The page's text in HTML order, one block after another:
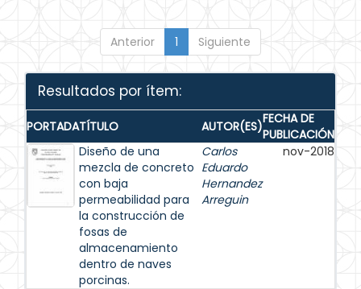
Anterior 1 Siguiente
Resultados por ítem:
PORTADATÍTULO AUTOR(ES)FECHA DE
PUBLICACIÓN
Diseño de una
mezcla de concreto
con baja
permeabilidad para
la construcción de
fosas de
almacenamiento
dentro de naves
porcinas.
Carlos
Eduardo
Hernandez
Arreguin
nov-2018